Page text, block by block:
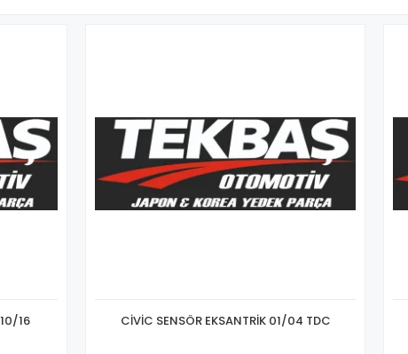
16 CİVİC SENSÖR EKSANTRİK 01/04 TDC